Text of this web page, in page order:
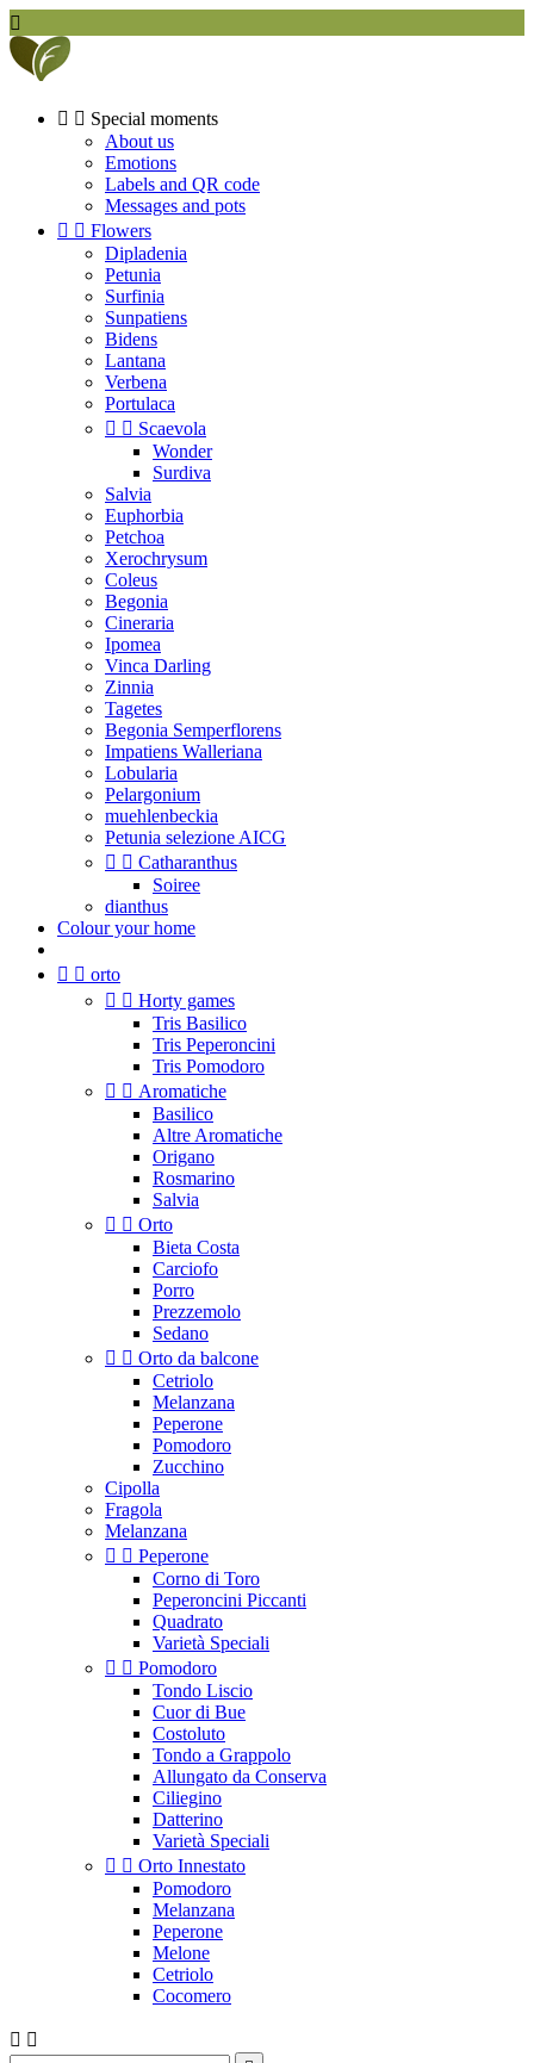

  Special moments
About us
Emotions
Labels and QR code
Messages and pots
  Flowers
Dipladenia
Petunia
Surfinia
Sunpatiens
Bidens
Lantana
Verbena
Portulaca
  Scaevola
Wonder
Surdiva
Salvia
Euphorbia
Petchoa
Xerochrysum
Coleus
Begonia
Cineraria
Ipomea
Vinca Darling
Zinnia
Tagetes
Begonia Semperflorens
Impatiens Walleriana
Lobularia
Pelargonium
muehlenbeckia
Petunia selezione AICG
  Catharanthus
Soiree
dianthus
Colour your home
  orto
  Horty games
Tris Basilico
Tris Peperoncini
Tris Pomodoro
  Aromatiche
Basilico
Altre Aromatiche
Origano
Rosmarino
Salvia
  Orto
Bieta Costa
Carciofo
Porro
Prezzemolo
Sedano
  Orto da balcone
Cetriolo
Melanzana
Peperone
Pomodoro
Zucchino
Cipolla
Fragola
Melanzana
  Peperone
Corno di Toro
Peperoncini Piccanti
Quadrato
Varietà Speciali
  Pomodoro
Tondo Liscio
Cuor di Bue
Costoluto
Tondo a Grappolo
Allungato da Conserva
Ciliegino
Datterino
Varietà Speciali
  Orto Innestato
Pomodoro
Melanzana
Peperone
Melone
Cetriolo
Cocomero
 